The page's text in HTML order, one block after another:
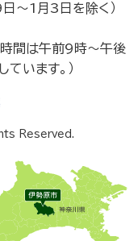
～1月3日を除く）
時間は午前9時～午後
います。）
Reserved.